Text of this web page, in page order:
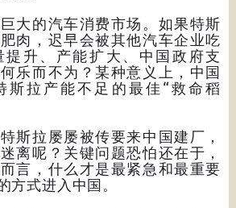
大的汽车消费市场。如果特斯
肉，迟早会被其他汽车企业吃
提升、产能扩大、中国政府支
乐而不为？某种意义上，中国
斯拉产能不足的最佳“救命稻
斯拉屡屡被传要来中国建厂，
离呢？关键问题恐怕还在于，
言，什么才是最紧急和最重要
方式进入中国。